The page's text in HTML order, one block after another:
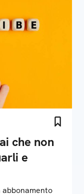
che non
e
abbonamento